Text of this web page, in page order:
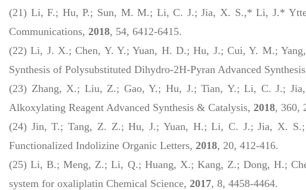
(21) Li, F.; Hu, P.; Sun, M. M.; Li, C. J.; Jia, X. S.,* Li, J.*
Communications, 2018, 54, 6412-6415.
(22) Li, J. X.; Chen, Y. Y.; Yuan, H. D.; Hu, J.; Cui, Y. M.;
Synthesis of Polysubstituted Dihydro‐2H‐Pyran Advanced
(23) Zhang, X.; Liu, Z.; Gao, Y.; Hu, J.; Tian, Y.; Li, C. J.;
Alkoxylating Reagent Advanced Synthesis & Catalysis, 2018, 360,
(24) Jin, T.; Tang, Z. Z.; Hu, J.; Yuan, H.; Li, C. J.; Jia, X. S.;
Functionalized Indolizine Organic Letters, 2018, 20, 412-416.
(25) Li, B.; Meng, Z.; Li, Q.; Huang, X.; Kang, Z.; Dong, H.;
system for oxaliplatin Chemical Science, 2017, 8, 4458-4464.